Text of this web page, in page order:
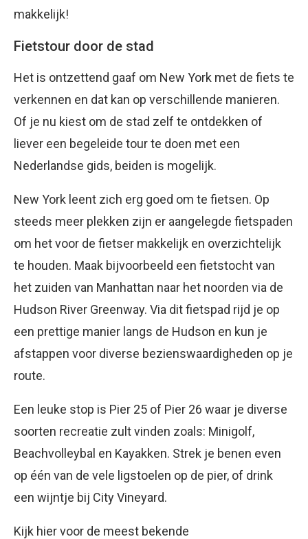
makkelijk!
Fietstour door de stad
Het is ontzettend gaaf om New York met de fiets te
verkennen en dat kan op verschillende manieren.
Of je nu kiest om de stad zelf te ontdekken of
liever een begeleide tour te doen met een
Nederlandse gids, beiden is mogelijk.
New York leent zich erg goed om te fietsen. Op
steeds meer plekken zijn er aangelegde fietspaden
om het voor de fietser makkelijk en overzichtelijk
te houden. Maak bijvoorbeeld een fietstocht van
het zuiden van Manhattan naar het noorden via de
Hudson River Greenway. Via dit fietspad rijd je op
een prettige manier langs de Hudson en kun je
afstappen voor diverse bezienswaardigheden op je
route.
Een leuke stop is Pier 25 of Pier 26 waar je diverse
soorten recreatie zult vinden zoals: Minigolf,
Beachvolleybal en Kayakken. Strek je benen even
op één van de vele ligstoelen op de pier, of drink
een wijntje bij City Vineyard.
Kijk hier voor de meest bekende